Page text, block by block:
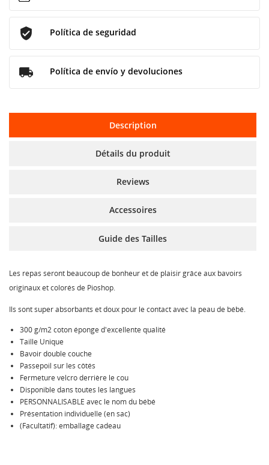
Política de seguridad
Política de envío y devoluciones
Description
Détails du produit
Reviews
Accessoires
Guide des Tailles
Les repas seront beaucoup de bonheur et de plaisir grâce aux bavoirs
originaux et colorés de Pioshop.
Ils sont super absorbants et doux pour le contact avec la peau de bébé.
300 g/m2 coton éponge d'excellente qualité
Taille Unique
Bavoir double couche
Passepoil sur les côtés
Fermeture velcro derrière le cou
Disponible dans toutes les langues
PERSONNALISABLE avec le nom du bébé
Présentation individuelle (en sac)
(Facultatif): emballage cadeau